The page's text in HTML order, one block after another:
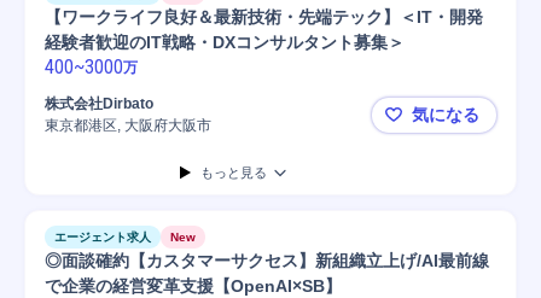
【ワークライフ良好＆最新技術・先端テック】＜IT・開発
経験者歓迎のIT戦略・DXコンサルタント募集＞
400~3000万
株式会社Dirbato
東京都港区, 大阪府大阪市
【ワークラ
気になる
もっと見る
エージェント求人 New
◎面談確約【カスタマーサクセス】新組織立上げ/AI最前線
で企業の経営変革支援【OpenAI×SB】